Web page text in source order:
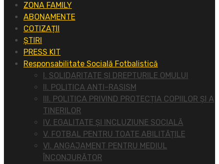
ZONA FAMILY
ABONAMENTE
COTIZAȚII
ȘTIRI
PRESS KIT
Responsabilitate Socială Fotbalistică
I. SOLIDARITATE ȘI DREPTURILE OMULUI
II. POLITICA ANTI-RASISM
III. POLITICA PRIVIND PROTECȚIA COPIILOR ȘI A
TINERILOR
IV. EGALITATE ȘI INCLUZIUNE SOCIALĂ
V. FOTBAL PENTRU TOATE ABILITĂȚILE
VI. ANGAJAMENT PENTRU MEDIUL
ÎNCONJURĂTOR